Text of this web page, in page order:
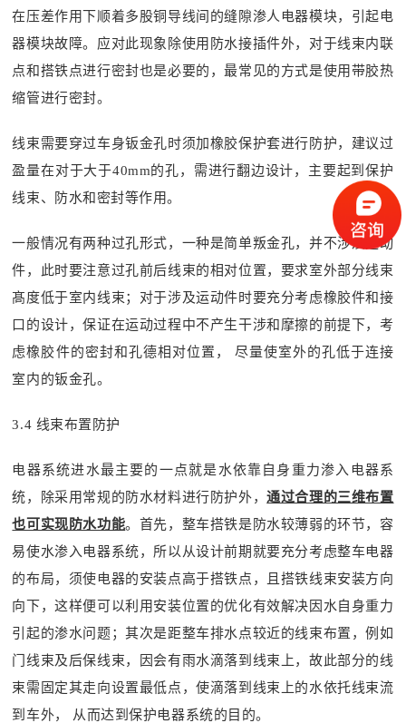
在压差作用下顺着多股铜导线间的缝隙渗人电器模块，引起电
器模块故障。应对此现象除使用防水接插件外，对于线束内联
点和搭铁点进行密封也是必要的，最常见的方式是使用带胶热
缩管进行密封。
线束需要穿过车身钣金孔时须加橡胶保护套进行防护，建议过
盈量在对于大于40mm的孔，需进行翻边设计，主要起到保护
线束、防水和密封等作用。
一般情况有两种过孔形式，一种是简单叛金孔，并不涉及运动
件，此时要注意过孔前后线束的相对位置，要求室外部分线束
髙度低于室内线束；对于涉及运动件时要充分考虑橡胶件和接
口的设计，保证在运动过程中不产生干涉和摩擦的前提下，考
虑橡胶件的密封和孔德相对位置， 尽量使室外的孔低于连接
室内的钣金孔。
3.4 线束布置防护
电器系统进水最主要的一点就是水依靠自身重力渗入电器系
统，除采用常规的防水材料进行防护外，通过合理的三维布置
也可实现防水功能。首先，整车搭铁是防水较薄弱的环节，容
易使水渗入电器系统，所以从设计前期就要充分考虑整车电器
的布局，须使电器的安装点高于搭铁点，且搭铁线束安装方向
向下，这样便可以利用安装位置的优化有效解决因水自身重力
引起的渗水问题；其次是距整车排水点较近的线束布置，例如
门线束及后保线束，因会有雨水滴落到线束上，故此部分的线
束需固定其走向设置最低点，使滴落到线束上的水依托线束流
到车外， 从而达到保护电器系统的目的。